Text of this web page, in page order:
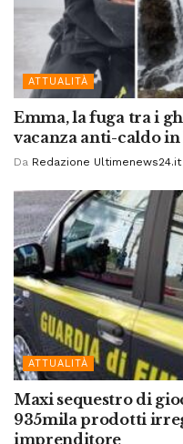
ATTUALITÀ
Emma, la fuga tra i
vacanza anti-caldo in
Da Redazione Ultimenews24.it
ATTUALITÀ
Maxi sequestro di
935mila prodotti
imprenditore